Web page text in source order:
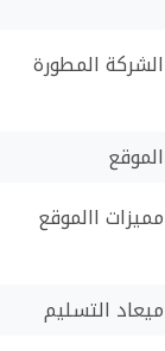
الشركة المطورة
الموقع
مميزات االموقع
ميعاد التسليم